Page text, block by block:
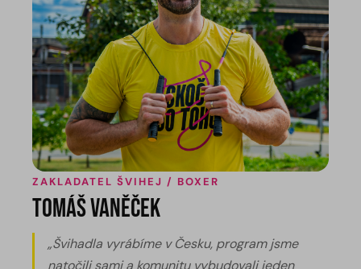
ZAKLADATEL ŠVIHEJ / BOXER
Tomáš Vaněček
„Švihadla vyrábíme v Česku, program jsme